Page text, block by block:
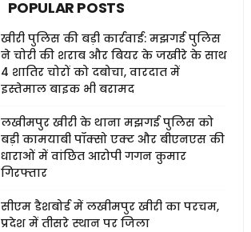
POPULAR POSTS
खीरी पुलिस की बड़ी कार्रवाई: मझगई पुलिस
ने चोरी की शराब और बियर के जखीरे के साथ
4 शातिर चोरों को दबोचा, वारदात में
इस्तेमाल बाइक भी बरामद
लखीमपुर खीरी के थाना मझगई पुलिस को
बड़ी कामयाबी पॉक्सो एक्ट और बीएनएस की
धाराओं में वांछित आरोपी गगन कुमार
गिरफ्तार
सीएम डैशबोर्ड में लखीमपुर खीरी का परचम,
प्रदेश में तीसरे स्थान पर जिला